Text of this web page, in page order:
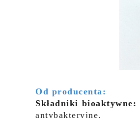
Od producenta:
Składniki bioaktywne:
antybakteryjne.